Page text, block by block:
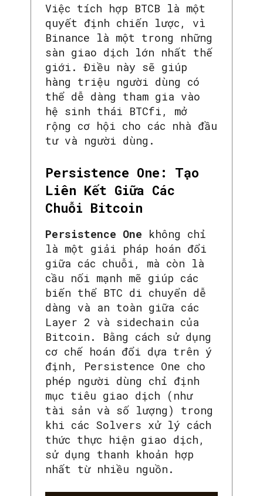
SEARCH...
Việc tích hợp BTCB là một
quyết định chiến lược, vì
Binance là một trong những
sàn giao dịch lớn nhất thế
giới. Điều này sẽ giúp
hàng triệu người dùng có
thể dễ dàng tham gia vào
hệ sinh thái BTCfi, mở
rộng cơ hội cho các nhà đầu
tư và người dùng.
Persistence One: Tạo
Liên Kết Giữa Các
Chuỗi Bitcoin
Persistence One không chỉ
là một giải pháp hoán đổi
giữa các chuỗi, mà còn là
cầu nối mạnh mẽ giúp các
biến thể BTC di chuyển dễ
dàng và an toàn giữa các
Layer 2 và sidechain của
Bitcoin. Bằng cách sử dụng
cơ chế hoán đổi dựa trên ý
định, Persistence One cho
phép người dùng chỉ định
mục tiêu giao dịch (như
tài sản và số lượng) trong
khi các Solvers xử lý cách
thức thực hiện giao dịch,
sử dụng thanh khoản hợp
nhất từ nhiều nguồn.